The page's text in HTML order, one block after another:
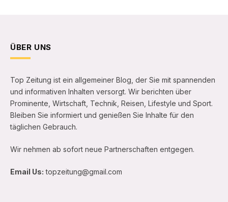
ÜBER UNS
Top Zeitung ist ein allgemeiner Blog, der Sie mit spannenden
und informativen Inhalten versorgt. Wir berichten über
Prominente, Wirtschaft, Technik, Reisen, Lifestyle und Sport.
Bleiben Sie informiert und genießen Sie Inhalte für den
täglichen Gebrauch.
Wir nehmen ab sofort neue Partnerschaften entgegen.
Email Us: topzeitung@gmail.com